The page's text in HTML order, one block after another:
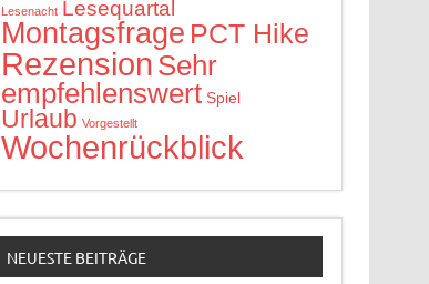
Lesenacht Lesequartal
Montagsfrage PCT Hike
Rezension Sehr
empfehlenswert Spiel
Urlaub Vorgestellt
Wochenrückblick
NEUESTE BEITRÄGE